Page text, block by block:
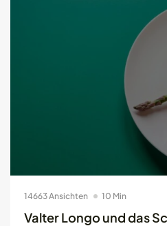
Der RingConn
Der Circular
10 Min
Smart-Ringe:
14663 Ansichten 10 Min
Valter Longo und das